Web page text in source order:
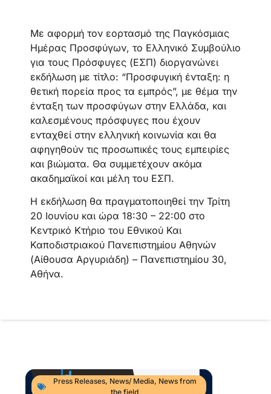
Με αφορμή τον εορτασμό της Παγκόσμιας
Ημέρας Προσφύγων, το Ελληνικό Συμβούλιο
για τους Πρόσφυγες (ΕΣΠ) διοργανώνει
εκδήλωση με τίτλο: “Προσφυγική ένταξη: η
θετική πορεία προς τα εμπρός”, με θέμα την
ένταξη των προσφύγων στην Ελλάδα, και
καλεσμένους πρόσφυγες που έχουν
ενταχθεί στην ελληνική κοινωνία και θα
αφηγηθούν τις προσωπικές τους εμπειρίες
και βιώματα. Θα συμμετέχουν ακόμα
ακαδημαϊκοί και μέλη του ΕΣΠ.
Η εκδήλωση θα πραγματοποιηθεί την Τρίτη
20 Ιουνίου και ώρα 18:30 – 22:00 στο
Κεντρικό Κτήριο του Εθνικού Και
Καποδιστριακού Πανεπιστημίου Αθηνών
(Αίθουσα Αργυριάδη) – Πανεπιστημίου 30,
Αθήνα.
Press Releases, News/ Media, News from
the field